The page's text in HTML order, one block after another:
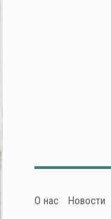
О нас Новости